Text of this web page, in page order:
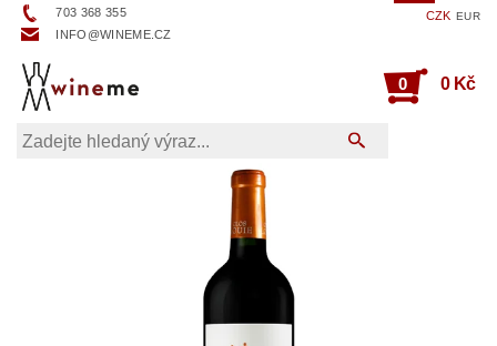
703 368 355
INFO@WINEME.CZ
CZK EUR
0 0 Kč